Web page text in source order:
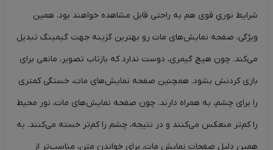
شرایط نوریِ قوی هم به راحتی قابل مشاهده خواهند بود. همین
ویژگی، صفحه نمایش‌های مات رو بهترین گزینه جهت گیمینگ تبدیل
می‌کند. چون هیچ گیمری، دوست ندارد که بازتاب تصویر، مانعی برای
بازی کردنش بشود. همچنین صفحه نمایش‌های مات، خستگی کمتری
را برای چشم، به همراه دارند. چون صفحه نمایش‌های مات، نور محیط
را کم‌تر منعکس می‌کنند و در نتیجه، چشم را کم‌تر خسته می‌کنند. به
همین دلیل صفحات نمایش مات، برای خواندن متن، مناسب‌تر از